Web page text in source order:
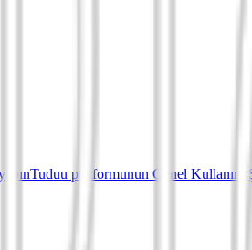
Tuduu platformunun Genel Kullanım